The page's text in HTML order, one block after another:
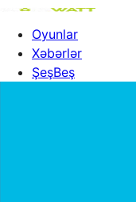
Oyunlar
Xəbərlər
ŞeşBeş